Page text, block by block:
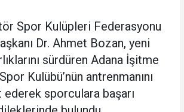
Spor Kulüpleri Federasyonu
Dr. Ahmet Bozan, yeni
sürdüren Adana İşitme
Kulübü’nün antrenmanını
ederek sporculara başarı